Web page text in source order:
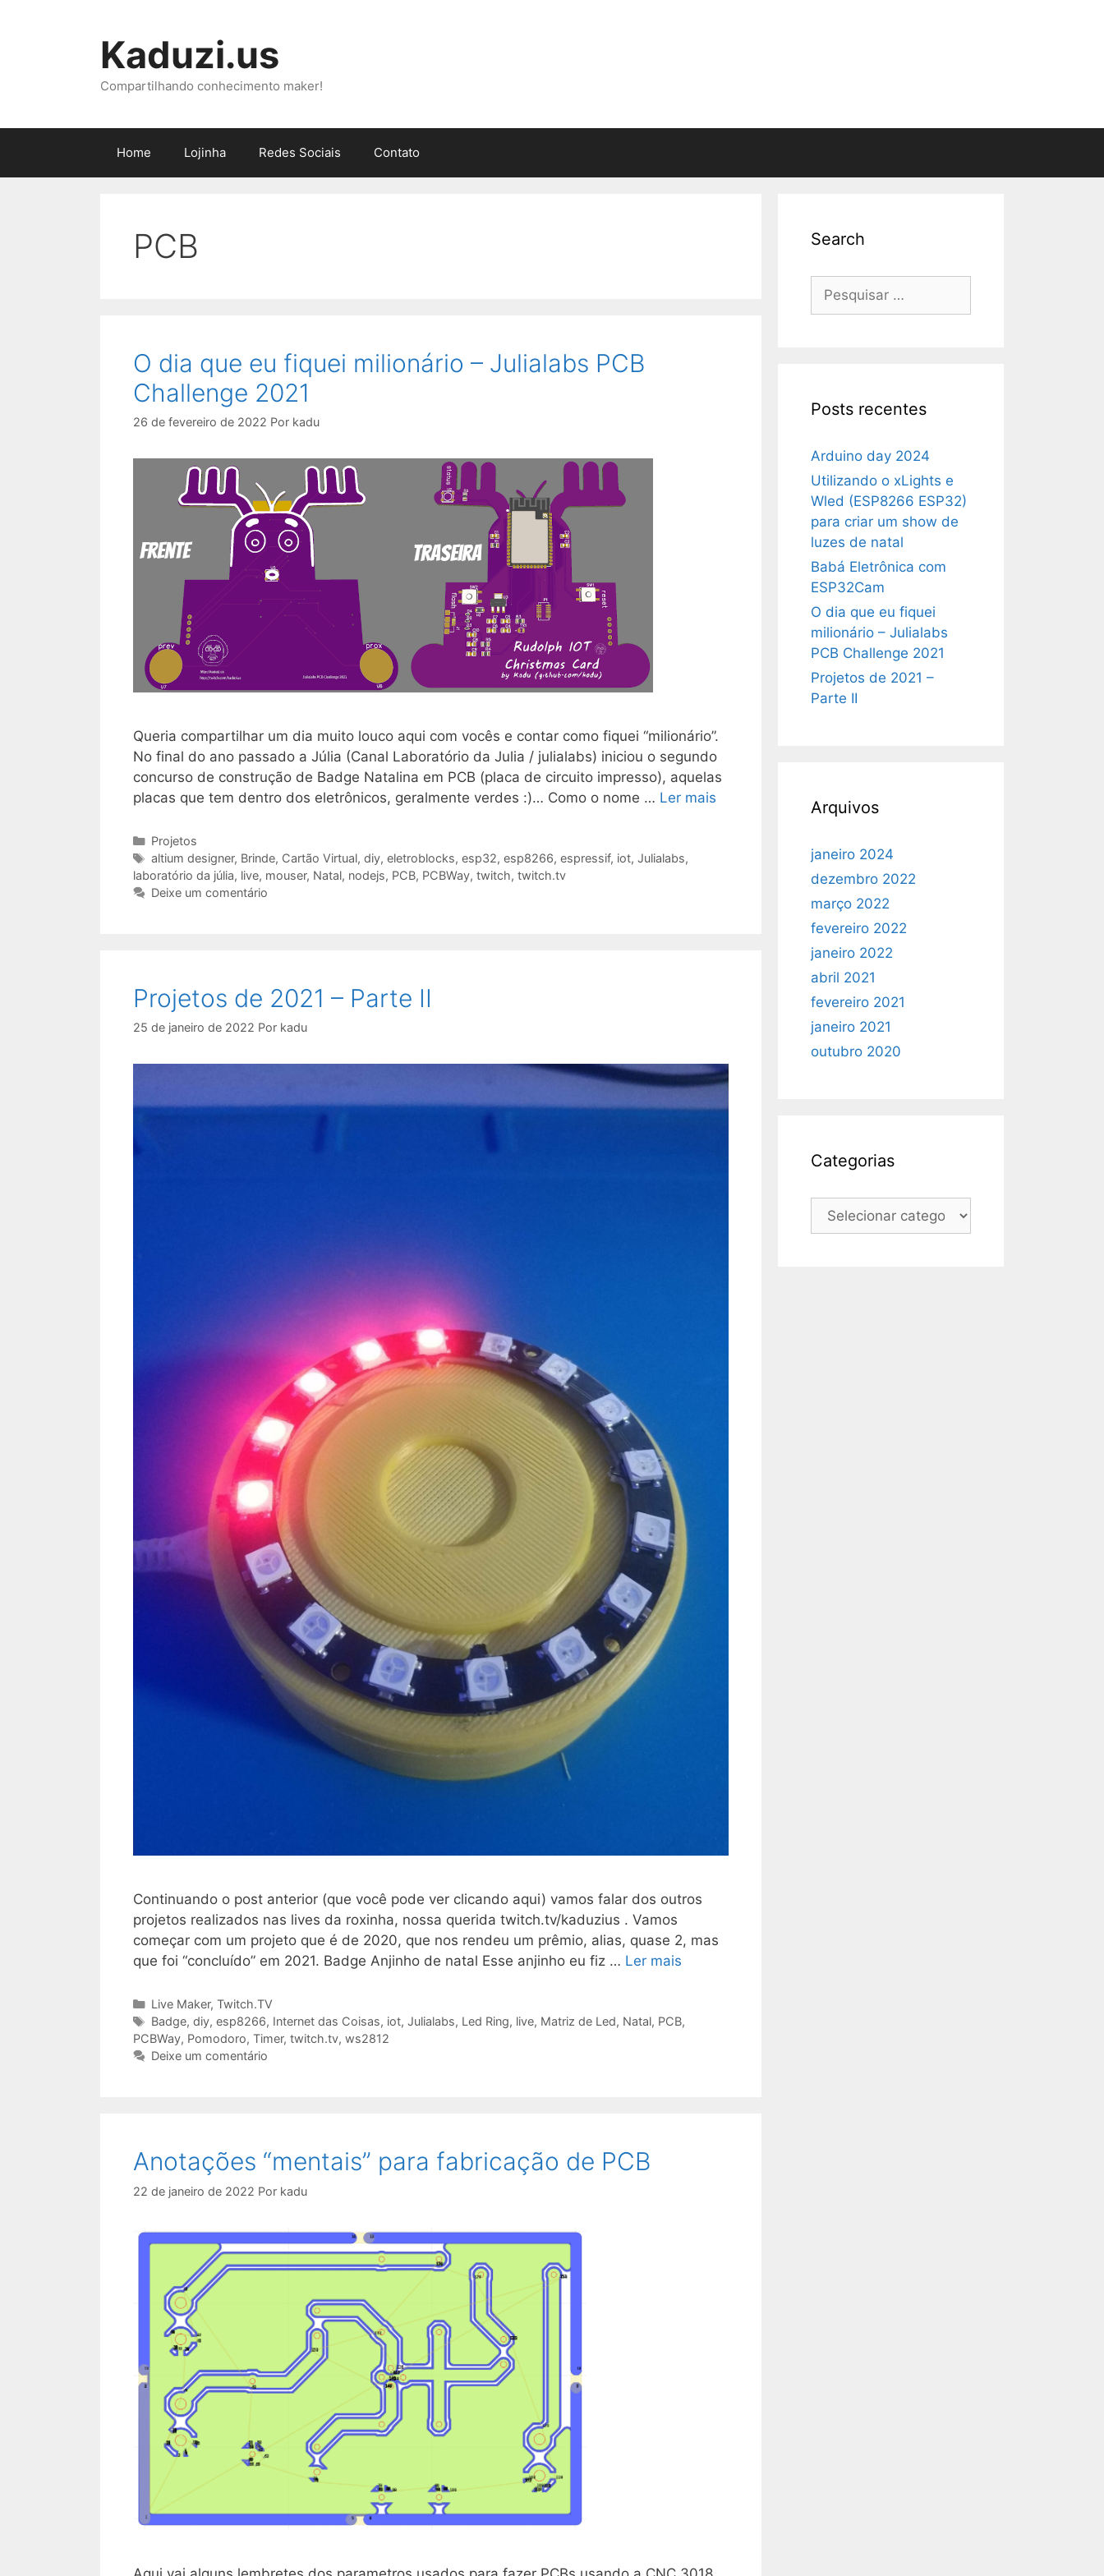
Kaduzi.us
Compartilhando conhecimento maker!
Home Lojinha Redes Sociais Contato
PCB
O dia que eu fiquei milionário – Julialabs PCB
Challenge 2021
26 de fevereiro de 2022 Por kadu
Queria compartilhar um dia muito louco aqui com vocês e contar como fiquei “milionário”.
No final do ano passado a Júlia (Canal Laboratório da Julia / julialabs) iniciou o segundo
concurso de construção de Badge Natalina em PCB (placa de circuito impresso), aquelas
placas que tem dentro dos eletrônicos, geralmente verdes :)… Como o nome … Ler mais
Categorias
Projetos
Tags
altium designer, Brinde, Cartão Virtual, diy, eletroblocks, esp32, esp8266, espressif, iot, Julialabs,
laboratório da júlia, live, mouser, Natal, nodejs, PCB, PCBWay, twitch, twitch.tv
Deixe um comentário
Projetos de 2021 – Parte II
25 de janeiro de 2022 Por kadu
Continuando o post anterior (que você pode ver clicando aqui) vamos falar dos outros
projetos realizados nas lives da roxinha, nossa querida twitch.tv/kaduzius . Vamos
começar com um projeto que é de 2020, que nos rendeu um prêmio, alias, quase 2, mas
que foi “concluído” em 2021. Badge Anjinho de natal Esse anjinho eu fiz … Ler mais
Categorias
Live Maker, Twitch.TV
Tags
Badge, diy, esp8266, Internet das Coisas, iot, Julialabs, Led Ring, live, Matriz de Led, Natal, PCB,
PCBWay, Pomodoro, Timer, twitch.tv, ws2812
Deixe um comentário
Anotações “mentais” para fabricação de PCB
22 de janeiro de 2022 Por kadu
Search
Pesquisar
Posts recentes
Arduino day 2024
Utilizando o xLights e
Wled (ESP8266 ESP32)
para criar um show de
luzes de natal
Babá Eletrônica com
ESP32Cam
O dia que eu fiquei
milionário – Julialabs
PCB Challenge 2021
Projetos de 2021 –
Parte II
Arquivos
janeiro 2024
dezembro 2022
março 2022
fevereiro 2022
janeiro 2022
abril 2021
fevereiro 2021
janeiro 2021
outubro 2020
Categorias
Categorias